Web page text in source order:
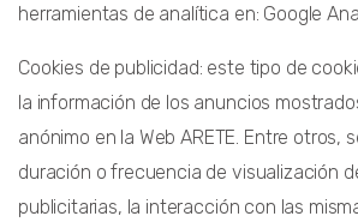
herramientas de analítica en: Google
Cookies de publicidad: este tipo de
la información de los anuncios
anónimo en la Web ARETE. Entre otros,
duración o frecuencia de visualización
publicitarias, la interacción con las